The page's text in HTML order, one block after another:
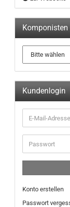
Komponisten
Kundenlogin
Konto erstellen
Passwort